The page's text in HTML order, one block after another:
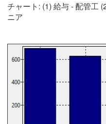
チャート: (1) 給与 - 配管工
ニア